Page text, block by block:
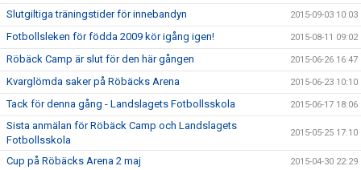
Slutgiltiga träningstider för innebandyn 2015-09-03 10:03
Fotbollsleken för födda 2009 kör igång igen! 2015-08-11 09:02
Röbäck Camp är slut för den här gången 2015-06-26 16:47
Kvarglömda saker på Röbäcks Arena 2015-06-23 10:10
Tack för denna gång - Landslagets Fotbollsskola 2015-06-17 18:06
Sista anmälan för Röbäck Camp och Landslagets
Fotbollsskola
2015-05-25 17:10
Cup på Röbäcks Arena 2 maj 2015-04-30 22:29